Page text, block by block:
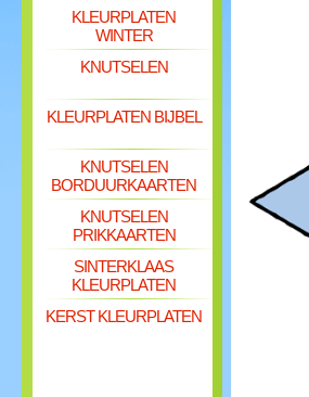
KLEURPLATEN
WINTER
KNUTSELEN
KLEURPLATEN BIJBEL
KNUTSELEN
BORDUURKAARTEN
KNUTSELEN
PRIKKAARTEN
SINTERKLAAS
KLEURPLATEN
KERST KLEURPLATEN